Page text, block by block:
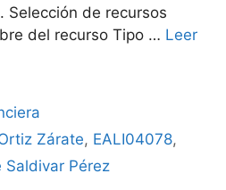
Selección de recursos
del recurso Tipo … Leer
Zárate, EALI04078,
Saldivar Pérez